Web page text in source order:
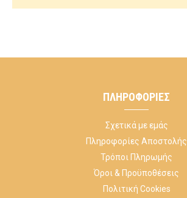
ΠΛΗΡΟΦΟΡΊΕΣ
Σχετικά με εμάς
Πληροφορίες Αποστολής
Τρόποι Πληρωμής
Όροι & Προϋποθέσεις
Πολιτική Cookies